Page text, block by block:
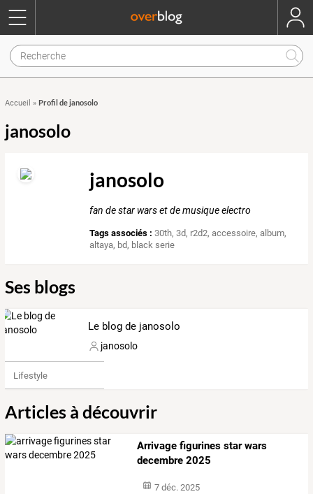
Accueil » Profil de janosolo
janosolo
janosolo
fan de star wars et de musique electro
Tags associés : 30th,3d, r2d2,accessoire,album,
altaya, bd, black serie
Ses blogs
Le blog de janosolo
janosolo
Lifestyle
Articles à découvrir
Arrivage figurines star wars
decembre 2025
7 déc. 2025